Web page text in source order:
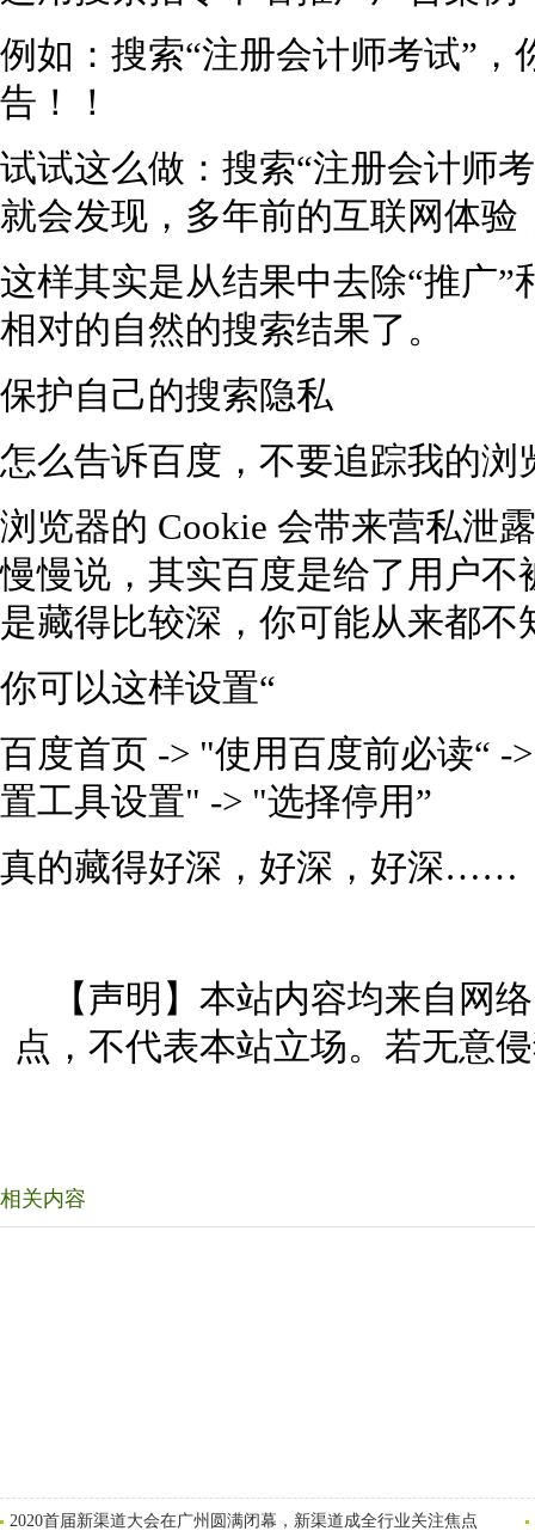
例如：搜索“注册会计师考试”
告！！
试试这么做：搜索“注册会计师
就会发现，多年前的互联网体验
这样其实是从结果中去除“推广”
相对的自然的搜索结果了。
保护自己的搜索隐私
怎么告诉百度，不要追踪我的浏
浏览器的 Cookie 会带来营私泄
慢慢说，其实百度是给了用户
是藏得比较深，你可能从来都
你可以这样设置“
百度首页 -> "使用百度前必读“
置工具设置" -> "选择停用”
真的藏得好深，好深，好深……
【声明】本站内容均来自网
点，不代表本站立场。若无意
相关内容
2020首届新渠道大会在广州圆满闭幕，新渠道成全行业关注焦点